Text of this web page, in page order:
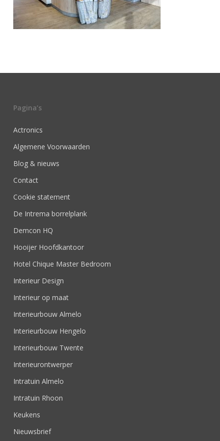
Pagina’s
Actronics
Algemene Voorwaarden
Blog & nieuws
Contact
Cookie statement
De Intrema borrelplank
Demcon HQ
Hooijer Hoofdkantoor
Hotel Chique Master Bedroom
Interieur Design
Interieur op maat
Interieurbouw Almelo
Interieurbouw Hengelo
Interieurbouw Twente
Interieurontwerper
Intratuin Almelo
Intratuin Rhoon
Keukens
Nieuwsbrief